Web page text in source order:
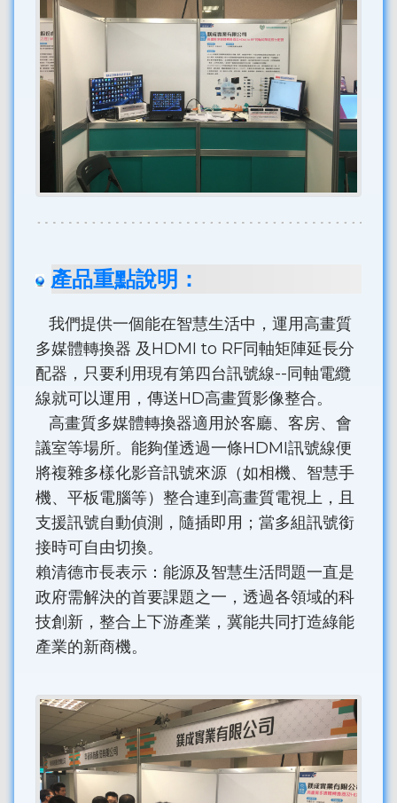
產品重點說明：
我們提供一個能在智慧生活中，運用高畫質
多媒體轉換器 及HDMI to RF同軸矩陣延長分
配器，只要利用現有第四台訊號線--同軸電纜
線就可以運用，傳送HD高畫質影像整合。
高畫質多媒體轉換器適用於客廳、客房、會
議室等場所。能夠僅透過一條HDMI訊號線便
將複雜多樣化影音訊號來源（如相機、智慧手
機、平板電腦等）整合連到高畫質電視上，且
支援訊號自動偵測，隨插即用；當多組訊號銜
接時可自由切換。
賴清德市長表示：能源及智慧生活問題一直是
政府需解決的首要課題之一，透過各領域的科
技創新，整合上下游產業，冀能共同打造綠能
產業的新商機。